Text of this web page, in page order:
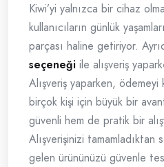
Kiwi’yi yalnızca bir cihaz
kullanıcıların günlük
parçası haline getiriyor.
seçeneği ile alışveriş
Alışveriş yaparken, ödemeyi
birçok kişi için büyük bir
güvenli hem de pratik bir
Alışverişinizi tamamladıktan
gelen ürününüzü güvenle